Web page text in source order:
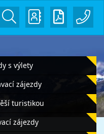
s výlety
zájezdy
turistikou
zájezdy